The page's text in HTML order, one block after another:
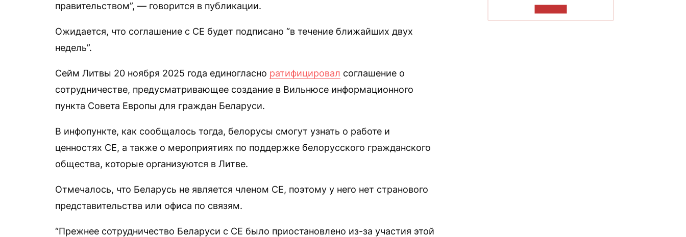
правительством”, — говорится в публикации.
Ожидается, что соглашение с СЕ будет подписано “в течение ближайших двух
недель”.
Сейм Литвы 20 ноября 2025 года единогласно ратифицировал соглашение о
сотрудничестве, предусматривающее создание в Вильнюсе информационного
пункта Совета Европы для граждан Беларуси.
В инфопункте, как сообщалось тогда, белорусы смогут узнать о работе и
ценностях СЕ, а также о мероприятиях по поддержке белорусского гражданского
общества, которые организуются в Литве.
Отмечалось, что Беларусь не является членом СЕ, поэтому у него нет странового
представительства или офиса по связям.
“Прежнее сотрудничество Беларуси с СЕ было приостановлено из-за участия этой